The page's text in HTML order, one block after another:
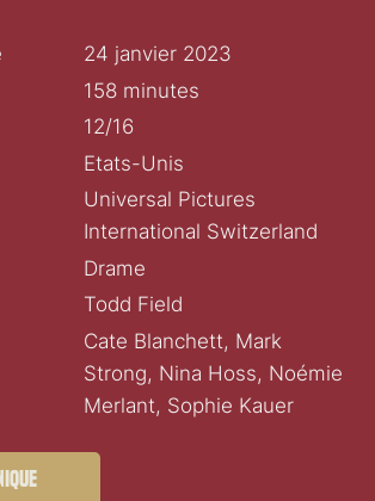
24 janvier 2023
158 minutes
12/16
Etats-Unis
Universal Pictures
International Switzerland
Drame
Todd Field
Cate Blanchett, Mark
Strong, Nina Hoss, Noémie
Merlant, Sophie Kauer